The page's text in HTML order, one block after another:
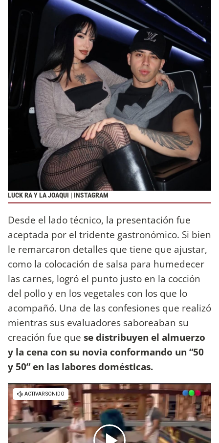
LUCK RA Y LA JOAQUI | INSTAGRAM
Desde el lado técnico, la presentación fue
aceptada por el tridente gastronómico. Si bien
le remarcaron detalles que tiene que ajustar,
como la colocación de salsa para humedecer
las carnes, logró el punto justo en la cocción
del pollo y en los vegetales con los que lo
acompañó. Una de las confesiones que realizó
mientras sus evaluadores saboreaban su
creación fue que se distribuyen el almuerzo
y la cena con su novia conformando un “50
y 50” en las labores domésticas.